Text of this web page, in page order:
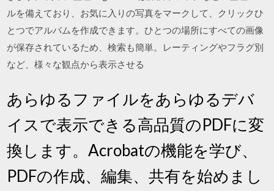
ルを備えており、お気に入りの写真をマークして、クリックひ
とつでアルバムを作成できます。ひとつの場所にすべての画像
が保存されているため、検索も簡単。レーティングやフラグ別
など、様々な観点から表示させる
あらゆるファイルをあらゆるデバ
イスで表示できる高品質のPDFに変
換します。Acrobatの機能を学び、
PDFの作成、編集、共有を始めまし